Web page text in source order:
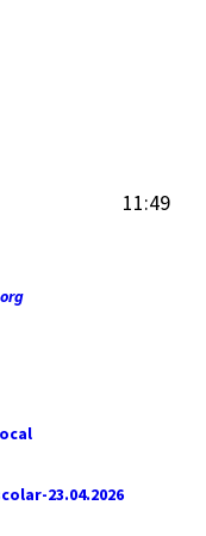
11:49
23.04.2026